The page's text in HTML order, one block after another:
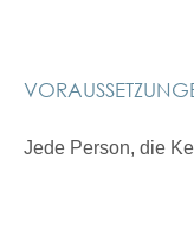
Jede Person, die